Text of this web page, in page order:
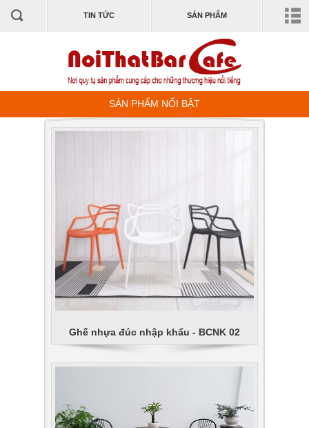
TIN TỨC SẢN PHẨM
SẢN PHẨM NỔI BẬT
Ghế nhựa đúc nhập khẩu - BCNK 02